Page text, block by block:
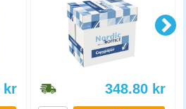
kr 348.80 kr